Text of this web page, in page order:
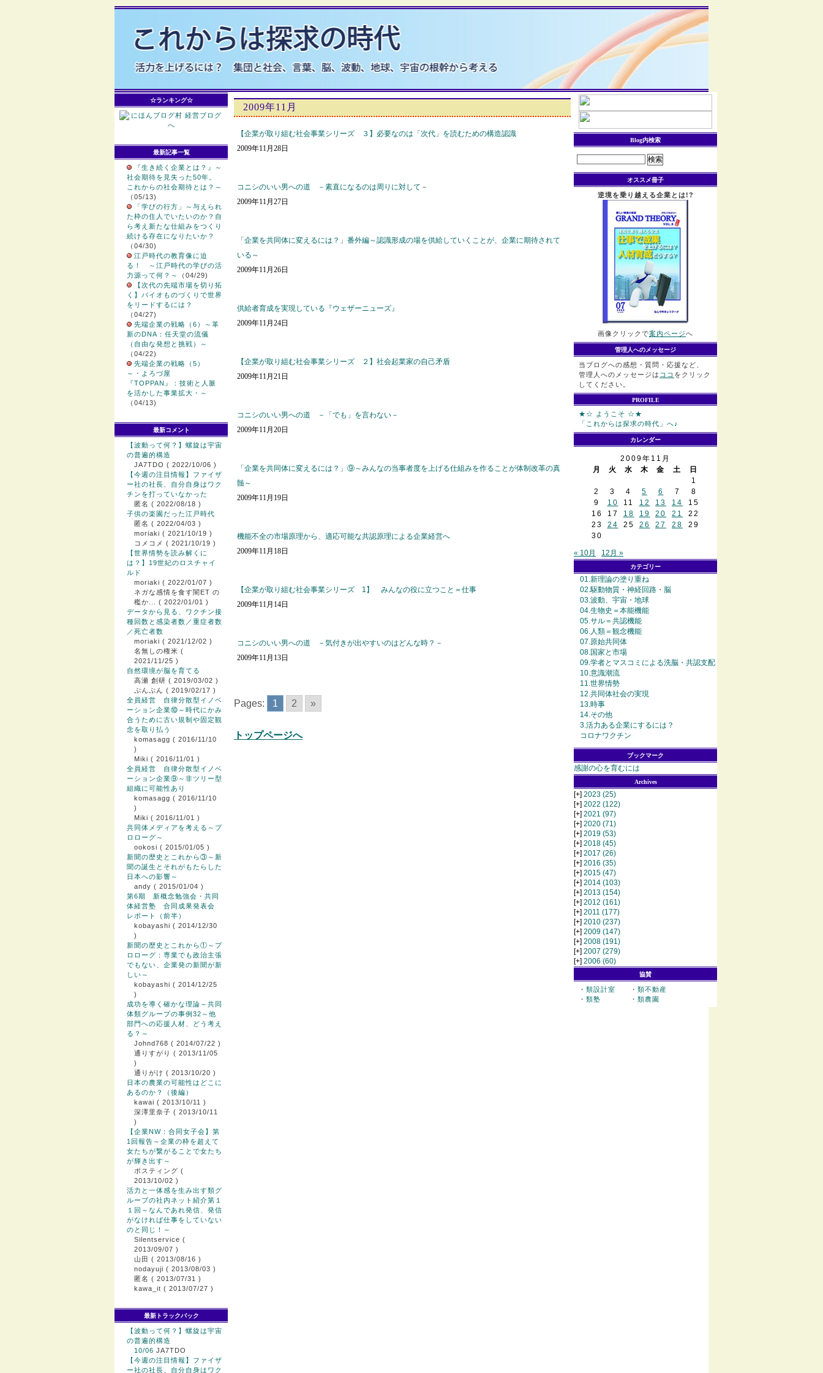
☆ランキング☆
最新記事一覧
『生き続く企業とは？』～
社会期待を見失った50年。
これからの社会期待とは？～
（05/13)
「学びの行方」～与えられ
た枠の住人でいたいのか？自
ら考え新たな仕組みをつくり
続ける存在になりたいか？
（04/30)
江戸時代の教育像に迫
る！ ～江戸時代の学びの活
力源って何？～
（04/29)
【次代の先端市場を切り拓
く】バイオものづくりで世界
をリードするには？
（04/27)
先端企業の戦略（6）～革
新のDNA：任天堂の流儀
（自由な発想と挑戦）～
（04/22)
先端企業の戦略（5）
～・よろづ屋
『TOPPAN』：技術と人脈
を活かした事業拡大・～
（04/13)
最新コメント
【波動って何？】螺旋は宇宙
の普遍的構造
JA7TDO ( 2022/10/06 )
【今週の注目情報】ファイザ
ー社の社長、自分自身はワク
チンを打っていなかった
匿名 ( 2022/08/18 )
子供の楽園だった江戸時代
匿名 ( 2022/04/03 )
moriaki ( 2021/10/19 )
コメコメ ( 2021/10/19 )
【世界情勢を読み解くに
は？】19世紀のロスチャイ
ルド
moriaki ( 2022/01/07 )
ネガな感情を食す闇ET の
檻か... ( 2022/01/01 )
データから見る、ワクチン接
種回数と感染者数／重症者数
／死亡者数
moriaki ( 2021/12/02 )
名無しの権米 (
2021/11/25 )
自然環境が脳を育てる
高瀬 創研 ( 2019/03/02 )
ぷんぷん ( 2019/02/17 )
全員経営 自律分散型イノベ
ーション企業⑩～時代にかみ
合うために古い規制や固定観
念を取り払う
komasagg ( 2016/11/10
)
Miki ( 2016/11/01 )
全員経営 自律分散型イノベ
ーション企業⑨～非ツリー型
組織に可能性あり
komasagg ( 2016/11/10
)
Miki ( 2016/11/01 )
共同体メディアを考える～プ
ロローグ～
ookosi ( 2015/01/05 )
新聞の歴史とこれから③～新
聞の誕生とそれがもたらした
日本への影響～
andy ( 2015/01/04 )
第6期 新概念勉強会・共同
体経営塾 合同成果発表会
レポート（前半）
kobayashi ( 2014/12/30
)
新聞の歴史とこれから①～プ
ロローグ：専業でも政治主張
でもない、企業発の新聞が新
しい～
kobayashi ( 2014/12/25
)
成功を導く確かな理論～共同
体類グループの事例32～他
部門への応援人材、どう考え
る？～
Johnd768 ( 2014/07/22 )
通りすがり ( 2013/11/05
)
通りがけ ( 2013/10/20 )
日本の農業の可能性はどこに
あるのか？（後編）
kawai ( 2013/10/11 )
深澤里奈子 ( 2013/10/11
)
【企業NW：合同女子会】第
1回報告～企業の枠を超えて
女たちが繋がることで女たち
が輝き出す～
ポスティング (
2013/10/02 )
活力と一体感を生み出す類グ
ループの社内ネット紹介第１
１回～なんであれ発信、発信
がなければ仕事をしていない
のと同じ！～
Silentservice (
2013/09/07 )
山田 ( 2013/08/16 )
nodayuji ( 2013/08/03 )
匿名 ( 2013/07/31 )
kawa_it ( 2013/07/27 )
最新トラックバック
【波動って何？】螺旋は宇宙
の普遍的構造
10/06 JA7TDO
【今週の注目情報】ファイザ
ー社の社長、自分自身はワク
2009年11月
【企業が取り組む社会事業シリーズ ３】必要なのは「次代」を読むための構造認識
2009年11月28日
コニシのいい男への道 －素直になるのは周りに対して－
2009年11月27日
「企業を共同体に変えるには？」番外編～認識形成の場を供給していくことが、企業に期待されて
いる～
2009年11月26日
供給者育成を実現している『ウェザーニューズ』
2009年11月24日
【企業が取り組む社会事業シリーズ ２】社会起業家の自己矛盾
2009年11月21日
コニシのいい男への道 －「でも」を言わない－
2009年11月20日
「企業を共同体に変えるには？」⑨～みんなの当事者度を上げる仕組みを作ることが体制改革の真
髄～
2009年11月19日
機能不全の市場原理から、適応可能な共認原理による企業経営へ
2009年11月18日
【企業が取り組む社会事業シリーズ 1】 みんなの役に立つこと＝仕事
2009年11月14日
コニシのいい男への道 －気付きが出やすいのはどんな時？－
2009年11月13日
Pages: 1 2 »
トップページへ
Blog内検索
オススメ冊子
逆境を乗り越える企業とは!?
画像クリックで案内ページへ
管理人へのメッセージ
当ブログへの感想・質問・応援など、
管理人へのメッセージは ココ をクリック
してください。
PROFILE
★☆ ようこそ ☆★
「これからは探求の時代」へ♪
カレンダー
2009年11月
月
火 水 木 金 土
日
1
2
3 4 5 6 7
8
9
10 11 12 13 14
15
16
17 18 19 20 21
22
23
24 25 26 27 28
29
30
« 10月
12月 »
カテゴリー
01.新理論の塗り重ね
02.駆動物質・神経回路・脳
03.波動、宇宙・地球
04.生物史＝本能機能
05.サル＝共認機能
06.人類＝観念機能
07.原始共同体
08.国家と市場
09.学者とマスコミによる洗脳・共認支配
10.意識潮流
11.世界情勢
12.共同体社会の実現
13.時事
14.その他
3.活力ある企業にするには？
コロナワクチン
ブックマーク
感謝の心を育むには
Archives
[+] 2023 (25)
[+] 2022 (122)
[+] 2021 (97)
[+] 2020 (71)
[+] 2019 (53)
[+] 2018 (45)
[+] 2017 (26)
[+] 2016 (35)
[+] 2015 (47)
[+] 2014 (103)
[+] 2013 (154)
[+] 2012 (161)
[+] 2011 (177)
[+] 2010 (237)
[+] 2009 (147)
[+] 2008 (191)
[+] 2007 (279)
[+] 2006 (60)
協賛
・ 類設計室 ・ 類不動産
・ 類塾 ・ 類農園